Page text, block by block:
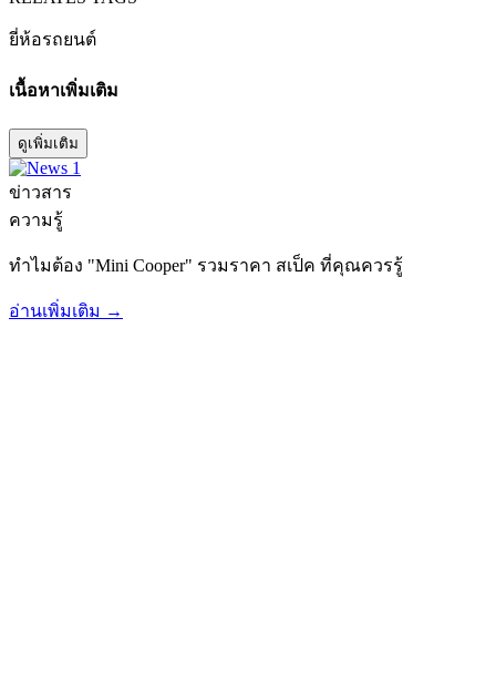
ยี่ห้อรถยนต์
เนื้อหาเพิ่มเติม
ดูเพิ่มเติม
ข่าวสาร
ความรู้
ทำไมต้อง "Mini Cooper" รวมราคา สเป็ค ที่คุณควรรู้
อ่านเพิ่มเติม →